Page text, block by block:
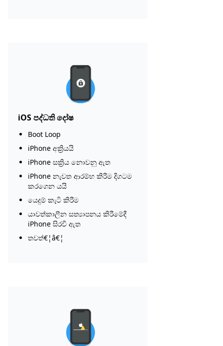
iOS පද්ධති දෝෂ
Boot Loop
iPhone අක්‍රියයි
iPhone සක්‍රිය නොවනු ඇත
iPhone නැවත ආරම්භ කිරීම දිගටම
කරගෙන යයි
යෙදුම් කැටි කිරීම
යාවත්කාලීන සත්‍යාපනය කිරීමේදී
iPhone සිරවී ඇත
තවත්€¦â€¦